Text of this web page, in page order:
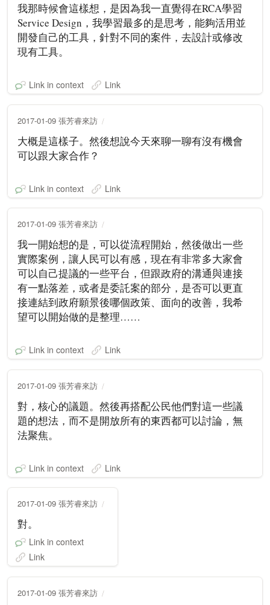
我那時候會這樣想，是因為我一直覺得在RCA學習
Service Design，我學習最多的是思考，能夠活用並
開發自己的工具，針對不同的案件，去設計或修改
現有工具。
Link in context Link
2017-01-09 張芳睿來訪
大概是這樣子。然後想說今天來聊一聊有沒有機會
可以跟大家合作？
Link in context Link
2017-01-09 張芳睿來訪
我一開始想的是，可以從流程開始，然後做出一些
實際案例，讓人民可以有感，現在有非常多大家會
可以自己提議的一些平台，但跟政府的溝通與連接
有一點落差，或者是委託案的部分，是否可以更直
接連結到政府願景後哪個政策、面向的改善，我希
望可以開始做的是整理……
Link in context Link
2017-01-09 張芳睿來訪
對，核心的議題。然後再搭配公民他們對這一些議
題的想法，而不是開放所有的東西都可以討論，無
法聚焦。
Link in context Link
2017-01-09 張芳睿來訪
對。
Link in context
Link
2017-01-09 張芳睿來訪